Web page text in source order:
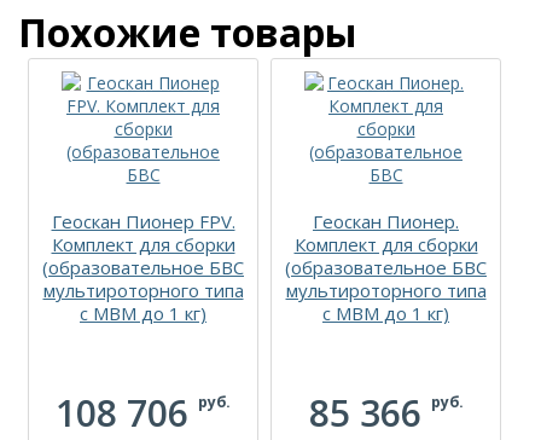
Похожие товары
Геоскан Пионер FPV.
Комплект для сборки
(образовательное БВС
мультироторного типа
с МВМ до 1 кг)
108 706 руб.
Геоскан Пионер.
Комплект для сборки
(образовательное БВС
мультироторного типа
с МВМ до 1 кг)
85 366 руб.